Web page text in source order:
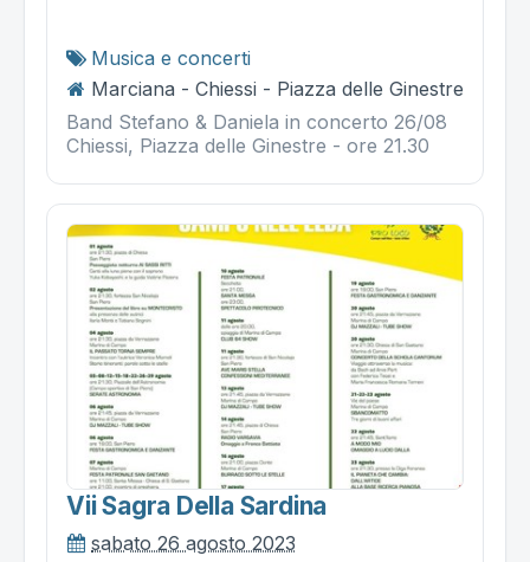
Musica e concerti
Marciana - Chiessi - Piazza delle Ginestre
Band Stefano & Daniela in concerto 26/08
Chiessi, Piazza delle Ginestre - ore 21.30
Vii Sagra Della Sardina
sabato 26 agosto 2023